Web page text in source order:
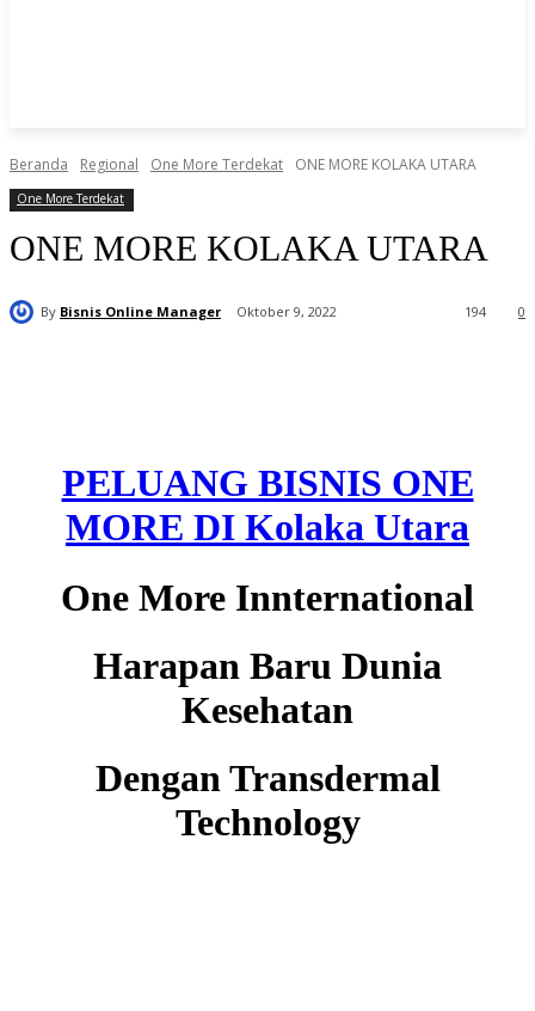
Beranda Regional One More Terdekat ONE MORE KOLAKA UTARA
One More Terdekat
ONE MORE KOLAKA UTARA
By Bisnis Online Manager Oktober 9, 2022 0
194
PELUANG BISNIS ONE
MORE DI Kolaka Utara
One More Innternational
Harapan Baru Dunia
Kesehatan
Dengan Transdermal
Technology